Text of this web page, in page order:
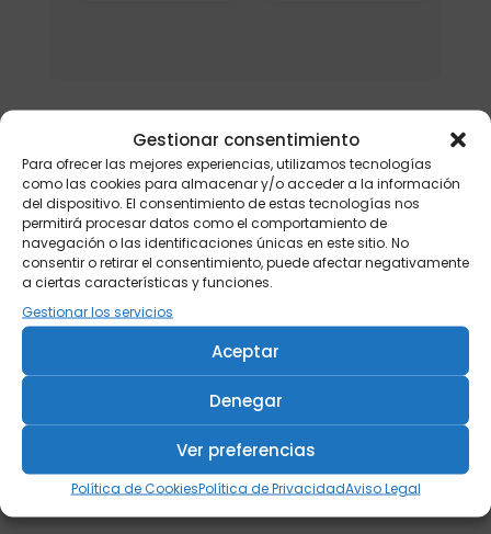
Gestionar consentimiento
Para ofrecer las mejores experiencias, utilizamos tecnologías
como las cookies para almacenar y/o acceder a la información
del dispositivo. El consentimiento de estas tecnologías nos
permitirá procesar datos como el comportamiento de
navegación o las identificaciones únicas en este sitio. No
consentir o retirar el consentimiento, puede afectar negativamente
a ciertas características y funciones.
Gestionar los servicios
Aceptar
Denegar
Ver preferencias
Política de CookiesPolítica de PrivacidadAviso Legal